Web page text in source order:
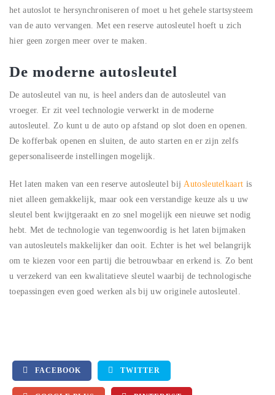
het autoslot te hersynchroniseren of moet u het gehele startsysteem
van de auto vervangen. Met een reserve autosleutel hoeft u zich
hier geen zorgen meer over te maken.
De moderne autosleutel
De autosleutel van nu, is heel anders dan de autosleutel van
vroeger. Er zit veel technologie verwerkt in de moderne
autosleutel. Zo kunt u de auto op afstand op slot doen en openen.
De kofferbak openen en sluiten, de auto starten en er zijn zelfs
gepersonaliseerde instellingen mogelijk.
Het laten maken van een reserve autosleutel bijAutosleutelkaart is
niet alleen gemakkelijk, maar ook een verstandige keuze als u uw
sleutel bent kwijtgeraakt en zo snel mogelijk een nieuwe set nodig
hebt. Met de technologie van tegenwoordig is het laten bijmaken
van autosleutels makkelijker dan ooit. Echter is het wel belangrijk
om te kiezen voor een partij die betrouwbaar en erkend is. Zo bent
u verzekerd van een kwalitatieve sleutel waarbij de technologische
toepassingen even goed werken als bij uw originele autosleutel.
FACEBOOK TWITTER